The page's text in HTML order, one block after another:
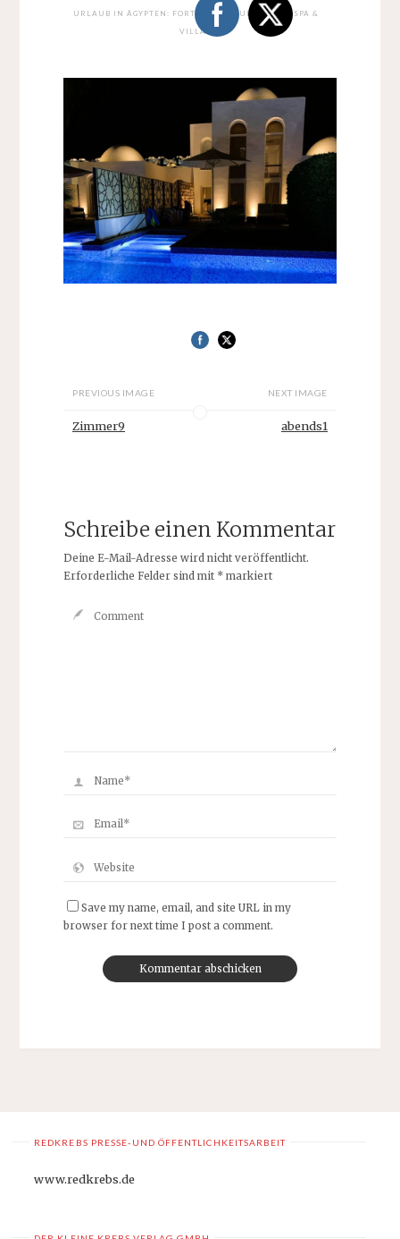
URLAUB IN ÄGYPTEN: FORT ARABESQUE RESORT, SPA &
VILLAS
PREVIOUS IMAGE
Zimmer9
NEXT IMAGE
abends1
Schreibe einen Kommentar
Deine E-Mail-Adresse wird nicht veröffentlicht.
Erforderliche Felder sind mit *markiert
Save my name, email, and site URL in my
browser for next time I post a comment.
REDKREBS PRESSE-UND ÖFFENTLICHKEITSARBEIT
www.redkrebs.de